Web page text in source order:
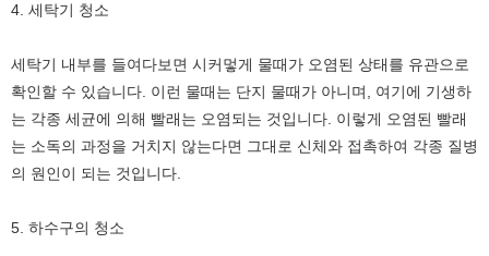
4. 세탁기 청소
세탁기 내부를 들여다보면 시커멓게 물때가 오염된 상태를 유관으로
확인할 수 있습니다. 이런 물때는 단지 물때가 아니며, 여기에 기생하
는 각종 세균에 의해 빨래는 오염되는 것입니다. 이렇게 오염된 빨래
는 소독의 과정을 거치지 않는다면 그대로 신체와 접촉하여 각종 질병
의 원인이 되는 것입니다.
5. 하수구의 청소